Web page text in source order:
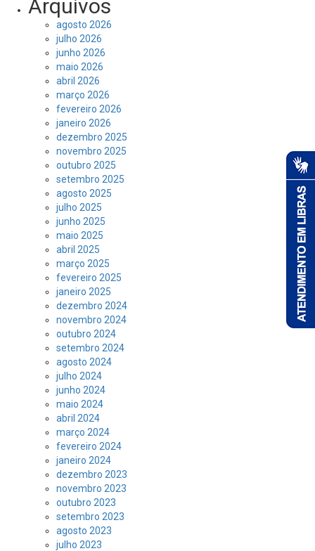
Arquivos
agosto 2026
julho 2026
junho 2026
maio 2026
abril 2026
março 2026
fevereiro 2026
janeiro 2026
dezembro 2025
novembro 2025
outubro 2025
setembro 2025
agosto 2025
julho 2025
junho 2025
maio 2025
abril 2025
março 2025
fevereiro 2025
janeiro 2025
dezembro 2024
novembro 2024
outubro 2024
setembro 2024
agosto 2024
julho 2024
junho 2024
maio 2024
abril 2024
março 2024
fevereiro 2024
janeiro 2024
dezembro 2023
novembro 2023
outubro 2023
setembro 2023
agosto 2023
julho 2023